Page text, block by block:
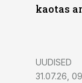
kaotas
UUDISED
31.07.26,